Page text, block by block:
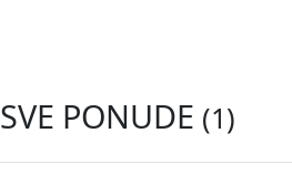
SVE PONUDE (1)